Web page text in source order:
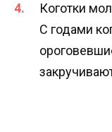
Коготки
С годами